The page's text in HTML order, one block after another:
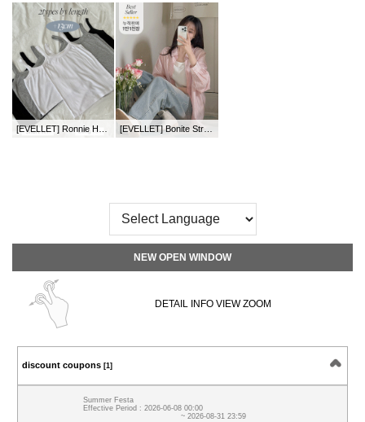
NEW OPEN WINDOW
DETAIL INFO VIEW ZOOM
discount coupons [1]
Summer Festa
Effective Period : 2026-06-08 00:00
~ 2026-08-31 23:59